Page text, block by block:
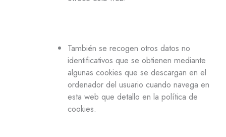
También se recogen otros datos no
identificativos que se obtienen mediante
algunas cookies que se descargan en el
ordenador del usuario cuando navega en
esta web que detallo en la política de
cookies.